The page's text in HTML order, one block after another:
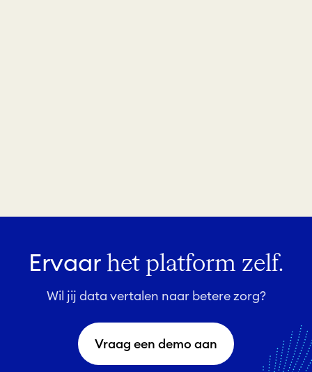
Ervaar het platform zelf.
Wil jij data vertalen naar betere zorg?
Vraag een demo aan